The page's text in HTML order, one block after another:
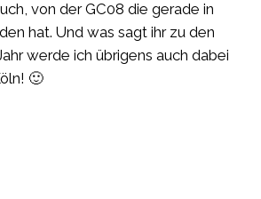
von der GC08 die gerade in
hat. Und was sagt ihr zu den
werde ich übrigens auch dabei
🙂